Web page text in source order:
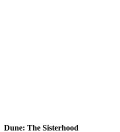
Dune: The Sisterhood